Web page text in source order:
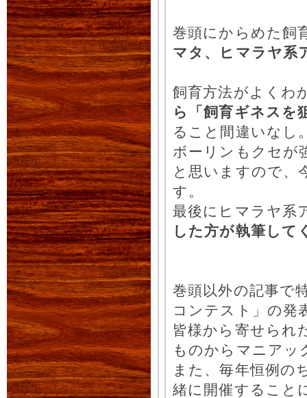
巻頭にからめた飼
マタ、ヒマラヤ系
飼育方法がよくわ
ら「飼育ギネスを
ること間違いなし
ボーリンもクセが
と思いますので、
す。
最後にヒマラヤ系
した方が執筆して
巻頭以外の記事で
コンテスト」の発
皆様から寄せられ
ものからマニアッ
また、毎年恒例の
緒に開催すること